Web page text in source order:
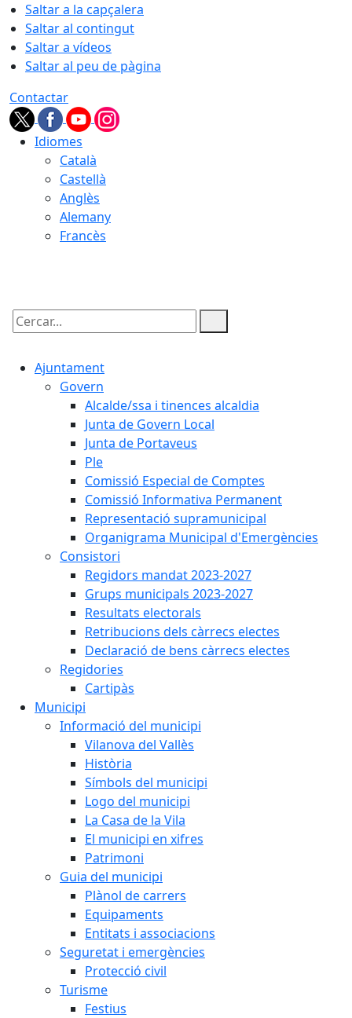
Saltar a la capçalera
Saltar al contingut
Saltar a vídeos
Saltar al peu de pàgina
Contactar
Idiomes
Català
Castellà
Anglès
Alemany
Francès
Cercar:
Ajuntament
Govern
Alcalde/ssa i tinences alcaldia
Junta de Govern Local
Junta de Portaveus
Ple
Comissió Especial de Comptes
Comissió Informativa Permanent
Representació supramunicipal
Organigrama Municipal d'Emergències
Consistori
Regidors mandat 2023-2027
Grups municipals 2023-2027
Resultats electorals
Retribucions dels càrrecs electes
Declaració de bens càrrecs electes
Regidories
Cartipàs
Municipi
Informació del municipi
Vilanova del Vallès
Història
Símbols del municipi
Logo del municipi
La Casa de la Vila
El municipi en xifres
Patrimoni
Guia del municipi
Plànol de carrers
Equipaments
Entitats i associacions
Seguretat i emergències
Protecció civil
Turisme
Festius